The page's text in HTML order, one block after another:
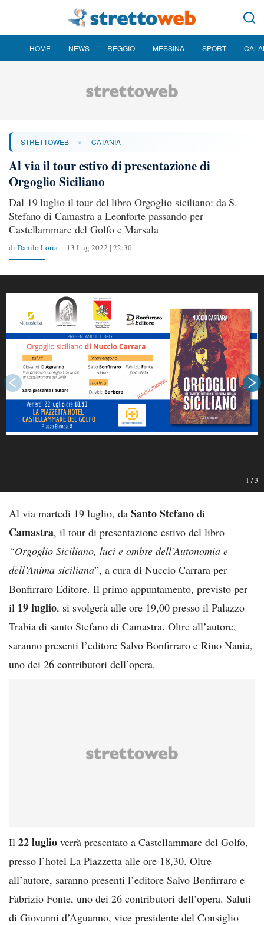
HOME NEWS REGGIO MESSINA SPORT
STRETTOWEB » CATANIA
Al via il tour estivo di presentazione di
Orgoglio Siciliano
Dal 19 luglio il tour del libro Orgoglio siciliano: da S.
Stefano di Camastra a Leonforte passando per
Castellammare del Golfo e Marsala
di Danilo Loria 13 Lug 2022 | 22:30
1 /3
Al via martedì 19 luglio, da Santo Stefano di
Camastra, il tour di presentazione estivo del libro
“Orgoglio Siciliano, luci e ombre dell’Autonomia e
dell’Anima siciliana”, a cura di Nuccio Carrara per
Bonfirraro Editore. Il primo appuntamento, previsto per
il 19 luglio, si svolgerà alle ore 19,00 presso il Palazzo
Trabia di santo Stefano di Camastra. Oltre all’autore,
saranno presenti l’editore Salvo Bonfirraro e Rino Nania,
uno dei 26 contributori dell’opera.
Il 22 luglio verrà presentato a Castellammare del Golfo,
presso l’hotel La Piazzetta alle ore 18,30. Oltre
all’autore, saranno presenti l’editore Salvo Bonfirraro e
Fabrizio Fonte, uno dei 26 contributori dell’opera. Saluti
di Giovanni d’Aguanno, vice presidente del Consiglio